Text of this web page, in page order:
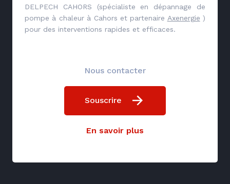
DELPECH CAHORS (spécialiste en dépannage de
pompe à chaleur à Cahors et partenaire Axenergie )
pour des interventions rapides et efficaces.
Nous contacter
Souscrire
En savoir plus